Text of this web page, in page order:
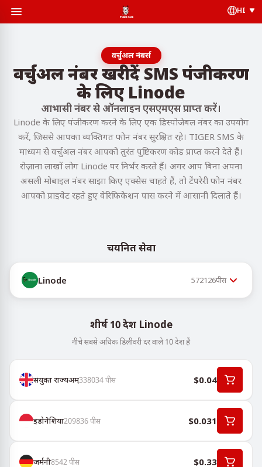
HI
वर्चुअल नंबर्स
वर्चुअल नंबर खरीदें SMS पंजीकरण
के लिए Linode
आभासी नंबर से ऑनलाइन एसएमएस प्राप्त करें।
Linode के लिए पंजीकरण करने के लिए एक डिस्पोजेबल नंबर का उपयोग
करें, जिससे आपका व्यक्तिगत फोन नंबर सुरक्षित रहे। TIGER SMS के
माध्यम से वर्चुअल नंबर आपको तुरंत पुष्टिकरण कोड प्राप्त करने देते हैं।
रोज़ाना लाखों लोग Linode पर निर्भर करते हैं। अगर आप बिना अपना
असली मोबाइल नंबर साझा किए एक्सेस चाहते हैं, तो टेंपरेरी फोन नंबर
आपको प्राइवेट रहते हुए वेरिफिकेशन पास करने में आसानी दिलाते हैं।
चयनित सेवा
Linode 572126पीस
शीर्ष 10 देश Linode
नीचे सबसे अधिक डिलीवरी दर वाले 10 देश हैं
संयुक्त राज्यअम्338034पीस $0.04
इंडोनेशिया209836पीस $0.031
जर्मनी8542 पीस $0.33